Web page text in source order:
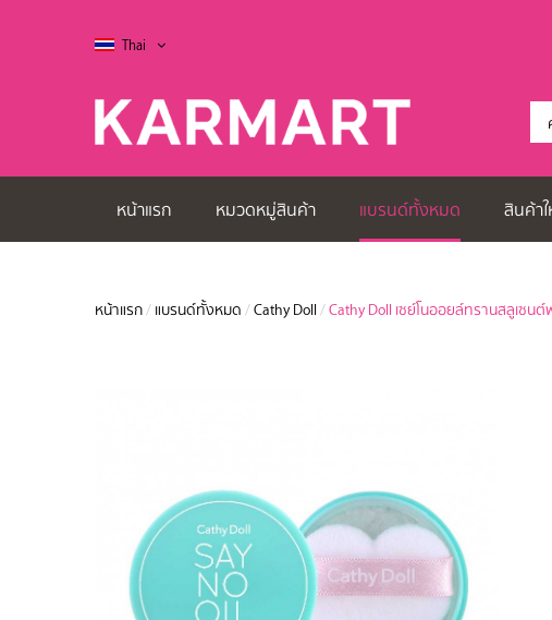
Thai
หน้าแรก หมวดหมู่สินค้า แบรนด์ทั้งหมด สินค้า
หน้าแรก / แบรนด์ทั้งหมด /Cathy Doll /Cathy Doll เซย์โนออยล์ทรานสลูเซน